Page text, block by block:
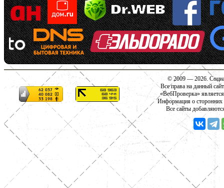
© 2009 — 2026.
Все права на данный
«ВебПроверка»
Информация о сторонних
Все сайты